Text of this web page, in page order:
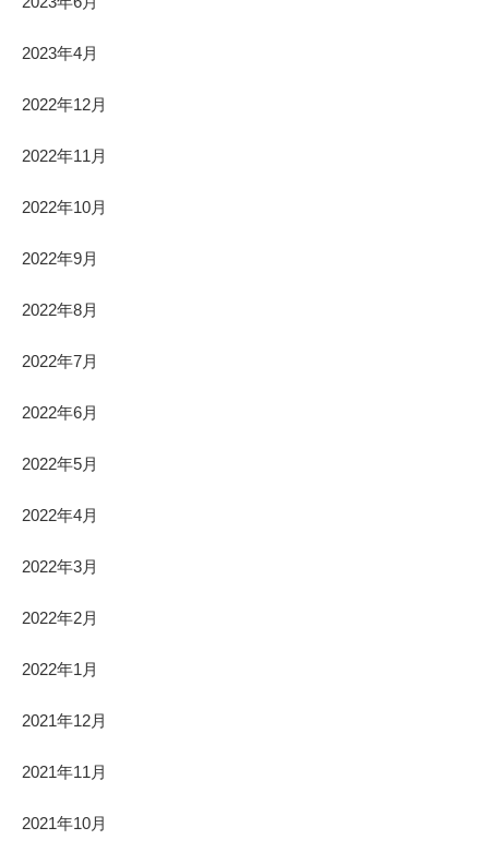
2023年4月
2022年12月
2022年11月
2022年10月
2022年9月
2022年8月
2022年7月
2022年6月
2022年5月
2022年4月
2022年3月
2022年2月
2022年1月
2021年12月
2021年11月
2021年10月